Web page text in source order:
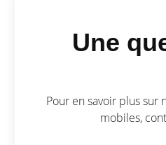
Une
Pour en savoir plus sur
mobiles,